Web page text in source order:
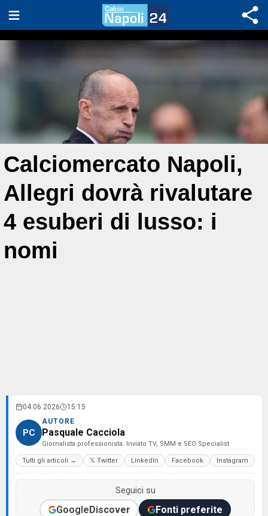
Calciomercato Napoli,
Allegri dovrà rivalutare
4 esuberi di lusso: i
nomi
04.06.2026 15:15
PC
AUTORE
Pasquale Cacciola
Giornalista professionista. Inviato TV, SMM e SEO Specialist
Tutti gli articoli → 𝕏 Twitter LinkedIn Facebook Instagram
Seguici su
GoogleDiscover Fonti preferite